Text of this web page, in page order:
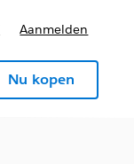
Aanmelden
Nu kopen